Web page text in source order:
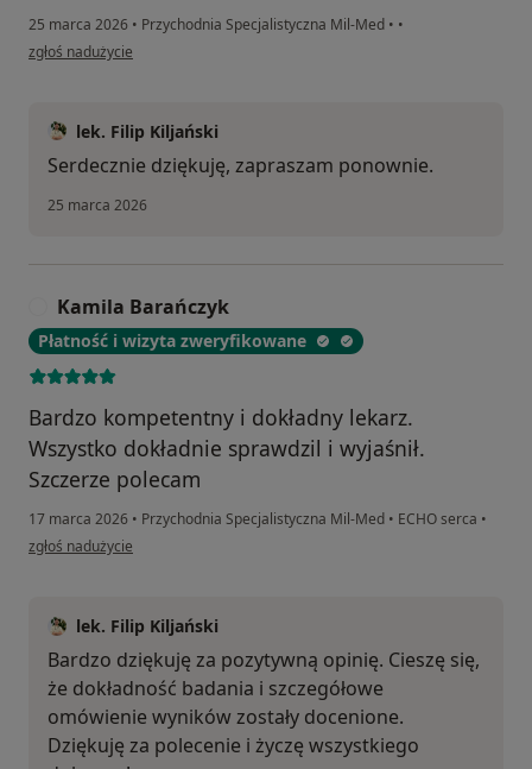
25 marca 2026 • Przychodnia Specjalistyczna Mil-Med • •
w opinii użytkownika Teresa
zgłoś nadużycie
lek. Filip Kiljański
Serdecznie dziękuję, zapraszam ponownie.
25 marca 2026
Kamila Barańczyk
Płatność i wizyta zweryfikowane
Bardzo kompetentny i dokładny lekarz.
Wszystko dokładnie sprawdzil i wyjaśnił.
Szczerze polecam
17 marca 2026 • Przychodnia Specjalistyczna Mil-Med • ECHO serca •
w opinii użytkownika Kamila Barańczyk
zgłoś nadużycie
lek. Filip Kiljański
Bardzo dziękuję za pozytywną opinię. Cieszę się,
że dokładność badania i szczegółowe
omówienie wyników zostały docenione.
Dziękuję za polecenie i życzę wszystkiego